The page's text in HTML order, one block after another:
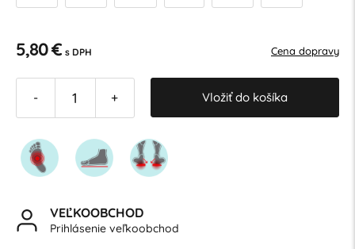
5,80 € s DPH Cena dopravy
- + Vložiť do košíka
VEĽKOOBCHOD
Prihlásenie veľkoobchod